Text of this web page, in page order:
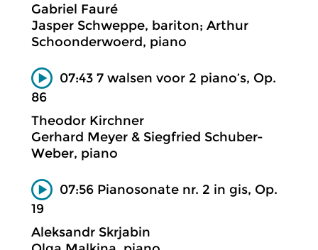
Gabriel Fauré
Jasper Schweppe, bariton; Arthur
Schoonderwoerd, piano
07:43 7 walsen voor 2 piano’s, Op.
86
Theodor Kirchner
Gerhard Meyer & Siegfried Schuber-
Weber, piano
07:56 Pianosonate nr. 2 in gis, Op.
19
Aleksandr Skrjabin